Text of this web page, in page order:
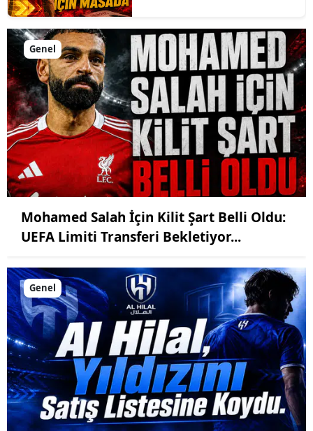
Genel
Mohamed Salah İçin Kilit Şart Belli Oldu:
UEFA Limiti Transferi Bekletiyor...
Genel